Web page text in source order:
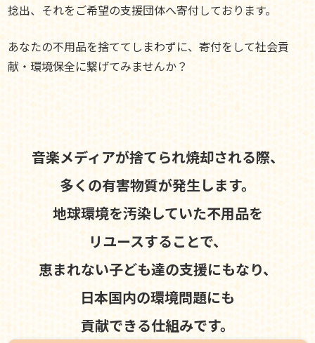
捻出、それをご希望の支援団体へ寄付しております。
あなたの不用品を捨ててしまわずに、寄付をして社会貢
献・環境保全に繋げてみませんか？
音楽メディアが捨てられ焼却される際、
多くの有害物質が発生します。
地球環境を汚染していた不用品を
リユースすることで、
恵まれない子ども達の支援にもなり、
日本国内の環境問題にも
貢献できる仕組みです。